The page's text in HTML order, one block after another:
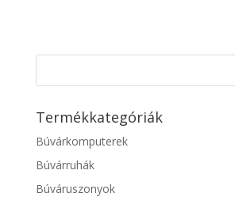
Termékkategóriák
Búvárkomputerek
Búvárruhák
Búváruszonyok